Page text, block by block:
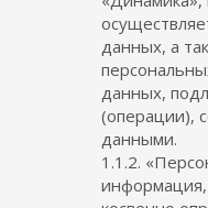
данных, а
данных,
(операции),
данными.
1.1.2.
информация,